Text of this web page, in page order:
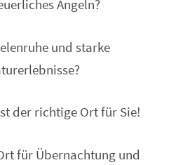
Angeln?
und starke
der richtige Ort für Sie!
für Übernachtung und